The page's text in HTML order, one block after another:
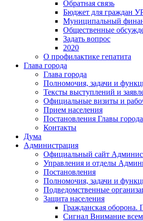
Обратная связь
Бюджет для граждан
Муниципальный
Общественные
Задать вопрос
2020
О профилактике гепатита
Глава города
Глава города
Полномочия, задачи и
Тексты выступлений и
Официальные визиты и
Прием населения
Постановления Главы города
Контакты
Дума
Администрация
Официальный сайт
Управления и отделы
Постановления
Полномочия, задачи и
Подведомственные
Защита населения
Гражданская оборона.
Сигнал Внимание всем